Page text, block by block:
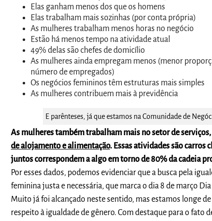
Elas ganham menos dos que os homens
Elas trabalham mais sozinhas (por conta própria)
As mulheres trabalham menos horas no negócio
Estão há menos tempo na atividade atual
49% delas são chefes de domicílio
As mulheres ainda empregam menos (menor
número de empregados)
Os negócios femininos têm estruturas mais simples
As mulheres contribuem mais à previdência
E parênteses, já que estamos na Comunidade de
As mulheres também trabalham mais no setor de serviços,
de alojamento e alimentação. Essas atividades são carros
juntos correspondem a algo em torno de 80% da cadeia
Por esses dados, podemos evidenciar que a busca pela
feminina justa e necessária, que marca o dia 8 de março
Muito já foi alcançado neste sentido, mas estamos longe
respeito à igualdade de gênero. Com destaque para o fato